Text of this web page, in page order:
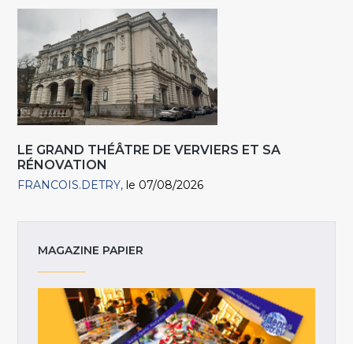
LE GRAND THÉÂTRE DE VERVIERS ET SA
RÉNOVATION
FRANCOIS.DETRY le 07/08/2026
MAGAZINE PAPIER